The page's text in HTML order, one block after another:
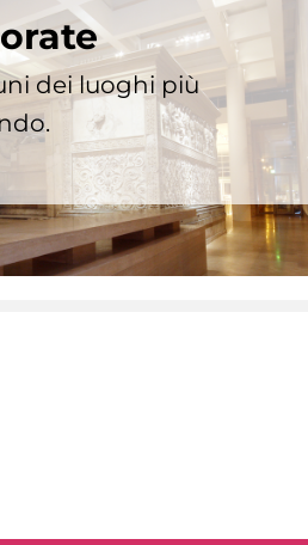
dei luoghi più